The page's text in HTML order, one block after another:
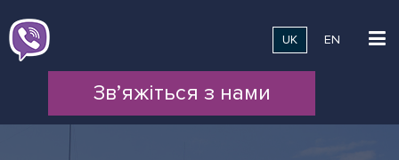
UK EN
Зв’яжіться з нами